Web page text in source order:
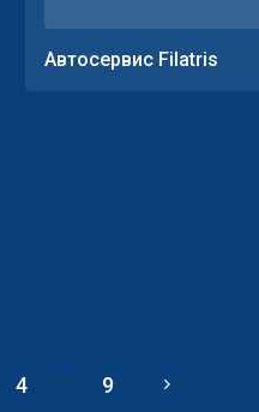
Автосервис Filatris
4 ... 9